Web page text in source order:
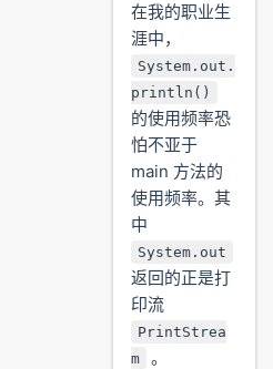
在我的职业生
涯中，
System.out.
println()
的使用频率恐
怕不亚于
main 方法的
使用频率。其
中
System.out
返回的正是打
印流
PrintStrea
m
。